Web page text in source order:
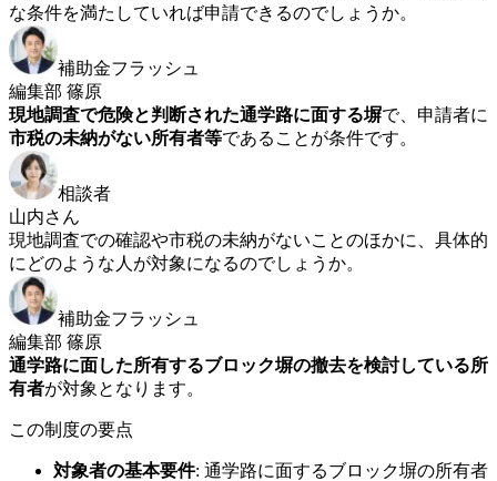
な条件を満たしていれば申請できるのでしょうか。
補助金フラッシュ
編集部 篠原
現地調査で危険と判断された通学路に面する塀で、申請者に
市税の未納がない所有者等であることが条件です。
相談者
山内さん
現地調査での確認や市税の未納がないことのほかに、具体的
にどのような人が対象になるのでしょうか。
補助金フラッシュ
編集部 篠原
通学路に面した所有するブロック塀の撤去を検討している所
有者が対象となります。
この制度の要点
対象者の基本要件: 通学路に面するブロック塀の所有者